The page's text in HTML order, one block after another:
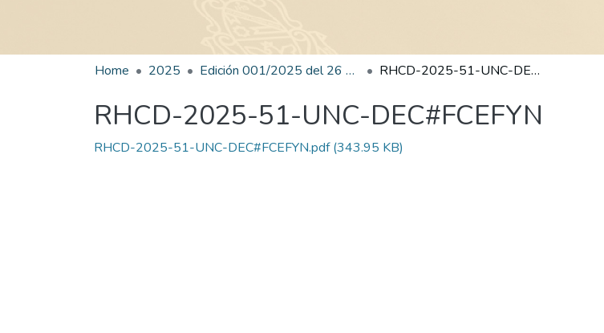
Home 2025 Edición 001/2025 del 26 de mayo de 2025 RHCD-2025-51-UNC-DEC#FCEFYN
RHCD-2025-51-UNC-DEC#FCEFYN
RHCD-2025-51-UNC-DEC#FCEFYN.pdf(343.95 KB)